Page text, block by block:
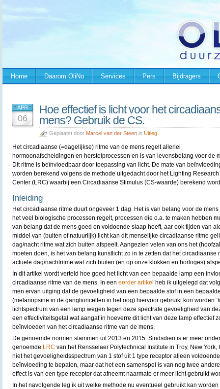
Home Daarom OliNo Services Pers Bijdragers
APR
06
Hoe effectief is licht voor het
mens? Gebruik de CS.
Geplaatst door Marcel van der Steen in Uitleg
Het circadiaanse (=dagelijkse) ritme van de mens regelt allerlei
hormoonafscheidingen en herstelprocessen en is van levensbelang voor de
Dit ritme is beïnvloedbaar door toepassing van licht. De mate van
worden berekend volgens de methode uitgedacht door het Lighting Research
Center (LRC) waarbij een Circadiaanse Stimulus (CS-waarde) berekend
Inleiding
Het circadiaanse ritme duurt ongeveer 1 dag. Het is van belang voor de mens
het veel biologische processen regelt, processen die o.a. te maken hebben
van belang dat de mens goed en voldoende slaap heeft, aar ook tijden van
middel van (buiten of natuurlijk) licht kan dit menselijke circadiaanse ritme
dag/nacht ritme wat zich buiten afspeelt. Aangezien velen van ons het
moeten doen, is het van belang kunstlicht zo in te zetten dat het circadiaanse
actuele dag/nachtritme wat zich buiten (en op onze klokken en horloges)
In dit artikel wordt verteld hoe goed het licht van een bepaalde lamp een
circadiaanse ritme van de mens. In een eerder artikel heb ik uitgelegd dat
men ervan uitging dat de gevoeligheid van een bepaalde stof in een
(melanopsine in de ganglioncellen in het oog) hiervoor gebruikt kon worden.
lichtspectrum van een lamp wegen tegen deze spectrale gevoeligheid van
een effectiviteitsgetal wat aangaf in hoeverre dit licht van deze lamp effectief
beïnvloeden van het circadiaanse ritme van de mens.
De genoemde normen stammen uit 2013 en 2015. Sindsdien is er meer
genoemde LRC van het Rensselaer Polytechnical Institute in Troy, New
niet het gevoeligheidsspectrum van 1 stof uit 1 type receptor alleen
beïnvloeding te bepalen, maar dat het een samenspel is van nog twee
effect is van een type receptor dat afneemt naarmate er meer licht gebruikt
In het navolgende leg ik uit welke methode nu eventueel gebruikt kan